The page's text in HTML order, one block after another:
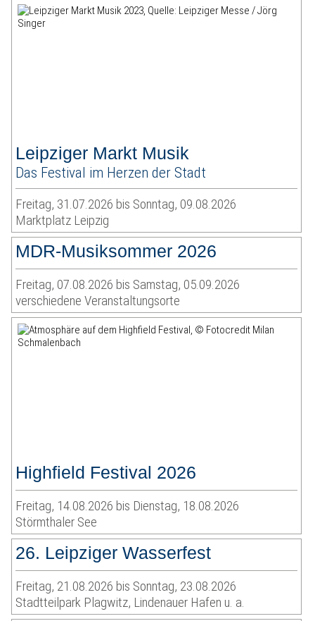
Leipziger Markt Musik
Das Festival im Herzen der Stadt
Freitag, 31.07.2026 bis Sonntag, 09.08.2026
Marktplatz Leipzig
MDR-Musiksommer 2026
Freitag, 07.08.2026 bis Samstag, 05.09.2026
verschiedene Veranstaltungsorte
Highfield Festival 2026
Freitag, 14.08.2026 bis Dienstag, 18.08.2026
Störmthaler See
26. Leipziger Wasserfest
Freitag, 21.08.2026 bis Sonntag, 23.08.2026
Stadtteilpark Plagwitz, Lindenauer Hafen u. a.